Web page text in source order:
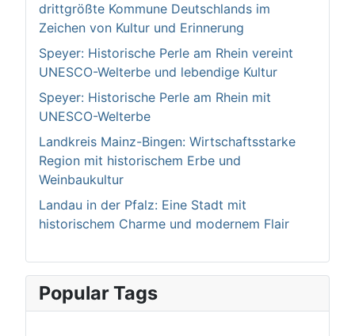
drittgrößte Kommune Deutschlands im
Zeichen von Kultur und Erinnerung
Speyer: Historische Perle am Rhein vereint
UNESCO-Welterbe und lebendige Kultur
Speyer: Historische Perle am Rhein mit
UNESCO-Welterbe
Landkreis Mainz-Bingen: Wirtschaftsstarke
Region mit historischem Erbe und
Weinbaukultur
Landau in der Pfalz: Eine Stadt mit
historischem Charme und modernem Flair
Popular Tags